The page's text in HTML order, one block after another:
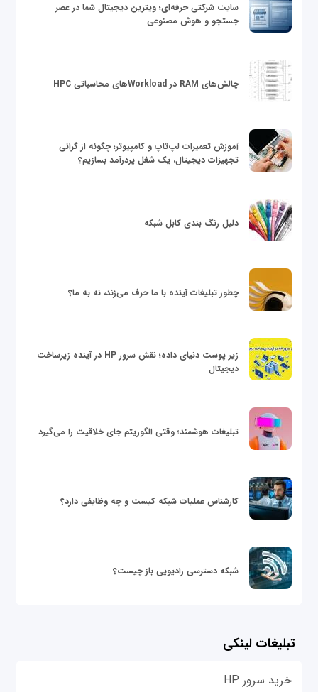
سایت شرکتی حرفه‌ای؛ ویترین دیجیتال شما در عصر
جستجو و هوش مصنوعی
چالش‌های RAM در Workloadهای محاسباتی HPC
آموزش تعمیرات لپ‌تاپ و کامپیوتر؛ چگونه از گرانی
تجهیزات دیجیتال، یک شغل پردرآمد بسازیم؟
دلیل رنگ بندی کابل شبکه
چطور تبلیغات آینده با ما حرف می‌زند، نه به ما؟
زیر پوست دنیای داده؛ نقش سرور HP در آینده زیرساخت
دیجیتال
تبلیغات هوشمند؛ وقتی الگوریتم جای خلاقیت را می‌گیرد
کارشناس عملیات شبکه کیست و چه وظایفی دارد؟
شبکه دسترسی رادیویی باز چیست؟
تبلیغات لینکی
خرید سرور HP